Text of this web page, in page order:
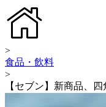
>
食品・飲料
>
【セブン】新商品、